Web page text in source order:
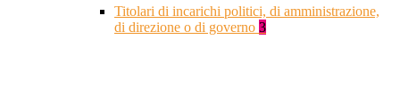
Titolari di incarichi politici, di amministrazione,
di direzione o di governo 3